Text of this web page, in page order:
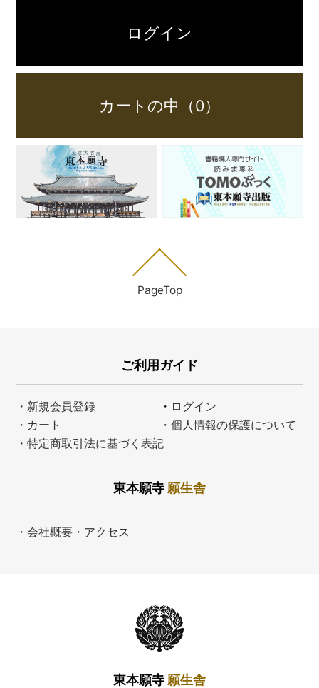
ログイン
カートの中（0）
PageTop
ご利用ガイド
・新規会員登録 ・ ログイン
・カート
・個人情報の保護について
・特定商取引法に基づく表記
東本願寺 願生舎
・会社概要・アクセス
東本願寺願生舎